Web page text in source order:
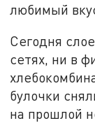
любимый
Сегодня
сетях, ни в
булочки
на прошлой